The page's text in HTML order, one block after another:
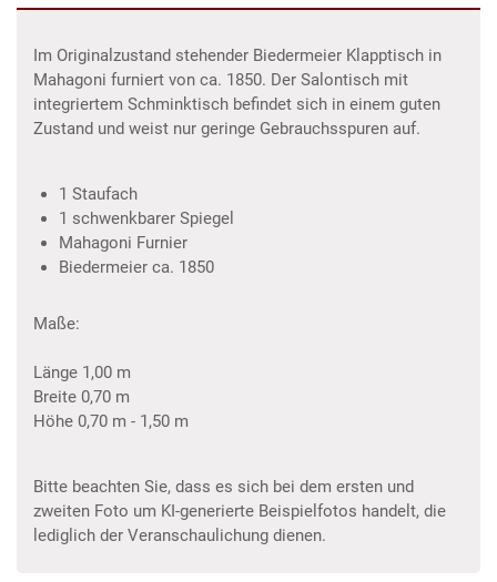
Im Originalzustand stehender Biedermeier Klapptisch in
Mahagoni furniert von ca. 1850. Der Salontisch mit
integriertem Schminktisch befindet sich in einem guten
Zustand und weist nur geringe Gebrauchsspuren auf.
1 Staufach
1 schwenkbarer Spiegel
Mahagoni Furnier
Biedermeier ca. 1850
Maße:
Länge 1,00 m
Breite 0,70 m
Höhe 0,70 m - 1,50 m
Bitte beachten Sie, dass es sich bei dem ersten und
zweiten Foto um KI-generierte Beispielfotos handelt, die
lediglich der Veranschaulichung dienen.